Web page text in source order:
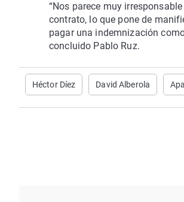
“Nos parece muy
contrato, lo que pone de
pagar una indemnización
concluido Pablo Ruz.
Héctor Díez David Alberola